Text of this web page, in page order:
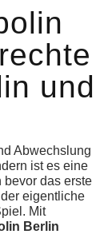
und
Abwechslung
ist es eine
bevor das erste
eigentliche
Mit
Berlin